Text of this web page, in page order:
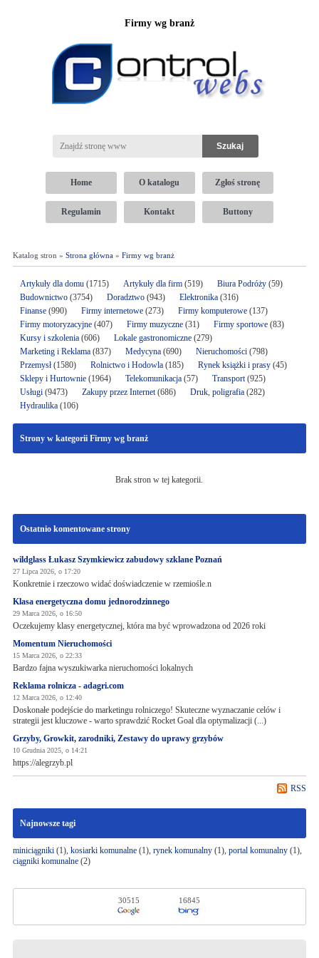
Firmy wg branż
Home O katalogu Zgłoś stronę
Regulamin Kontakt Buttony
Katalog stron » Strona główna» Firmy wg branż
Artykuły dla domu(1715) Artykuły dla firm(519) Biura Podróży(59)
Budownictwo(3754) Doradztwo(943) Elektronika (316)
Finanse(990) Firmy internetowe (273) Firmy komputerowe(137)
Firmy motoryzacyjne(407) Firmy muzyczne(31) Firmy sportowe(83)
Kursy i szkolenia(606) Lokale gastronomiczne(279)
Marketing i Reklama(837) Medycyna(690) Nieruchomości(798)
Przemysł(1580) Rolnictwo i Hodowla(185) Rynek książki i prasy(45)
Sklepy i Hurtownie(1964) Telekomunikacja(57) Transport(925)
Usługi(9473) Zakupy przez Internet(686) Druk, poligrafia(282)
Hydraulika(106)
Strony w kategorii Firmy wg branż
Brak stron w tej kategorii.
Ostatnio komentowane strony
wildglass Łukasz Szymkiewicz zabudowy szklane Poznań
27 Lipca 2026, o 17:20
Konkretnie i rzeczowo widać doświadczenie w rzemiośle.n
Klasa energetyczna domu jednorodzinnego
29 Marca 2026, o 16:50
Oczekujemy klasy energetycznej, która ma być wprowadzona od 2026 roki
Momentum Nieruchomości
15 Marca 2026, o 22:33
Bardzo fajna wyszukiwarka nieruchomości lokalnych
Reklama rolnicza - adagri.com
12 Marca 2026, o 12:40
Doskonałe podejście do marketingu rolniczego! Skuteczne wyznaczanie celów i
strategii jest kluczowe - warto sprawdzić Rocket Goal dla optymalizacji (...)
Grzyby, Growkit, zarodniki, Zestawy do uprawy grzybów
10 Grudnia 2025, o 14:21
https://alegrzyb.pl
RSS
Najnowsze tagi
miniciągniki(1), kosiarki komunalne(1), rynek komunalny(1), portal komunalny(1),
ciągniki komunalne(2)
30515 16845